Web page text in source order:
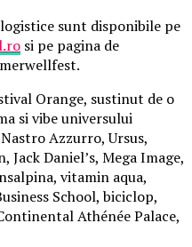
sunt disponibile pe
si pe pagina de
Orange, sustinut de o
si vibe universului
Azzurro, Ursus,
Jack Daniel’s, Mega Image,
vitamin aqua,
School, biciclop,
Athénée Palace,